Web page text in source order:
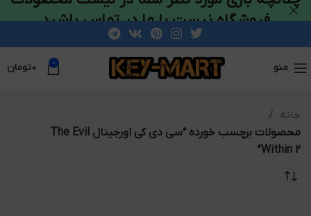
منو 0 ۰تومان
خانه
محصولات برچسب خورده “سی دی کی اورجینال The Evil
Within 2”
فروشگاه نیست با ما در تماس باشید